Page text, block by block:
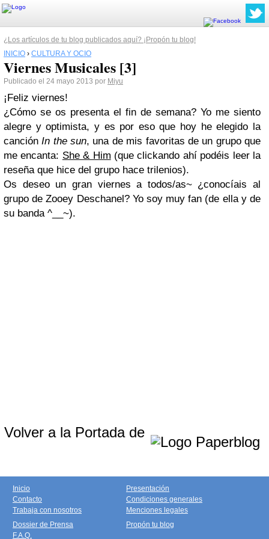
¿Los artículos de tu blog publicados aquí? ¡Propón tu blog!
INICIO › CULTURA Y OCIO
Viernes Musicales [3]
Publicado el 24 mayo 2013 por Miyu
¡Feliz viernes!
¿Cómo se os presenta el fin de semana? Yo me siento
alegre y optimista, y es por eso que hoy he elegido la
canciónIn the sun, una de mis favoritas de un grupo que
me encanta: She & Him (que clickando ahí podéis leer la
reseña que hice del grupo hace trilenios).
Os deseo un gran viernes a todos/as~ ¿conocíais al
grupo de Zooey Deschanel? Yo soy muy fan (de ella y de
su banda ^__~).
Volver a la Portada de
Inicio
Contacto
Trabaja con nosotros
Presentación
Condiciones generales
Menciones legales
Dossier de Prensa
F.A.Q.
Propón tu blog